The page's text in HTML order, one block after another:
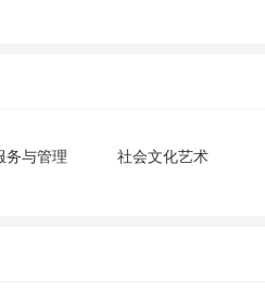
务与管理 社会文化艺术